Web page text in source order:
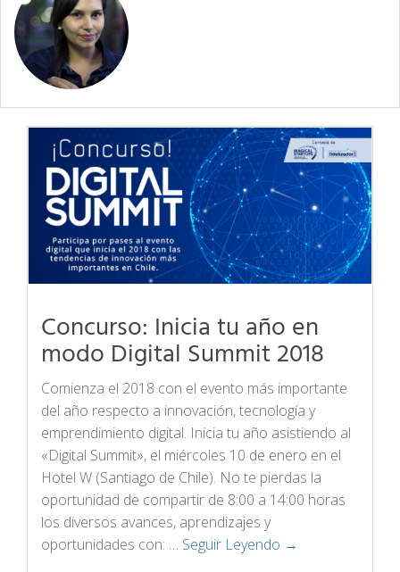
Concurso: Inicia tu año en
modo Digital Summit 2018
Comienza el 2018 con el evento más importante
del año respecto a innovación, tecnología y
emprendimiento digital. Inicia tu año asistiendo al
«Digital Summit», el miércoles 10 de enero en el
Hotel W (Santiago de Chile). No te pierdas la
oportunidad de compartir de 8:00 a 14:00 horas
los diversos avances, aprendizajes y
oportunidades con: … Seguir Leyendo →